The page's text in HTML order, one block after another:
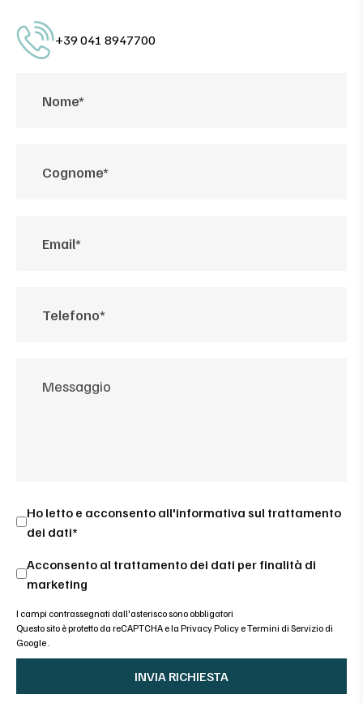
+39 041 8947700
Ho letto e acconsento all'informativa sul trattamento
dei dati*
Acconsento al trattamento dei dati per finalità di
marketing
I campi contrassegnati dall'asterisco sono obbligatori
Questo sito è protetto da reCAPTCHA e la Privacy Policy eTermini di Servizio di
Google